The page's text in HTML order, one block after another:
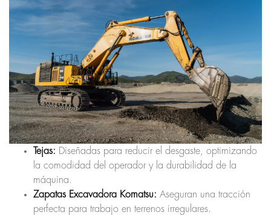
Tejas: Diseñadas para reducir el desgaste, optimizando
la comodidad del operador y la durabilidad de la
máquina.
Zapatas Excavadora Komatsu: Aseguran una tracción
perfecta para trabajo en terrenos irregulares.